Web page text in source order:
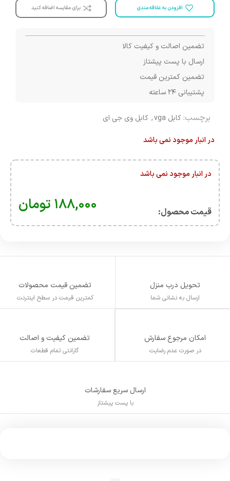
افزودن به علاقه مندی برای مقایسه اضافه کنید
تضمین اصالت و کیفیت کالا
ارسال با پست پیشتاز
تضمین کمترین قیمت
پشتیبانی ۲۴ ساعته
برچسب: کابل vga , کابل وی جی ای
در انبار موجود نمی باشد
در انبار موجود نمی باشد
قیمت محصول:​ ۱۸۸,۰۰۰ تومان
تحویل درب منزل
ارسال به نشانی شما
تضمین قیمت محصولات
کمترین قیمت در سطح اینترنت
امکان مرجوع سفارش
در صورت عدم رضایت
تضمین کیفیت و اصالت
گارانتی تمام قطعات
ارسال سریع سفارشات
با پست پیشتاز